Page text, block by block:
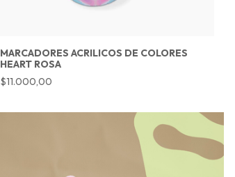
MARCADORES ACRILICOS DE COLORES
HEART ROSA
$11.000,00